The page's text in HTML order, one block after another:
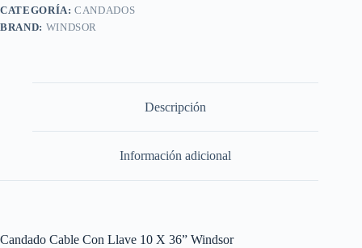
CATEGORÍA:CANDADOS
BRAND: WINDSOR
Descripción
Información adicional
Candado Cable Con Llave 10 X 36” Windsor